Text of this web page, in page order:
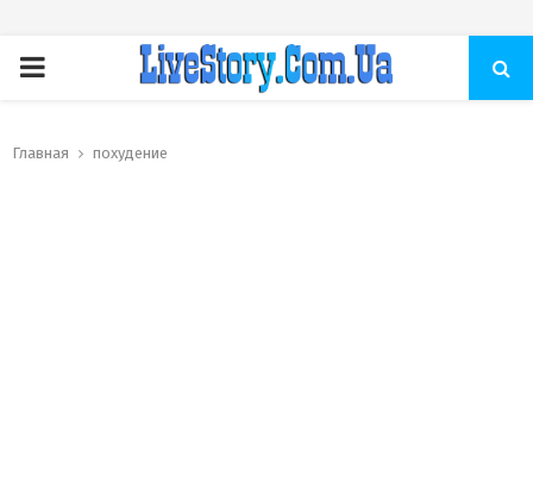
ПЕРВИЧНОЕ
Главная похудение